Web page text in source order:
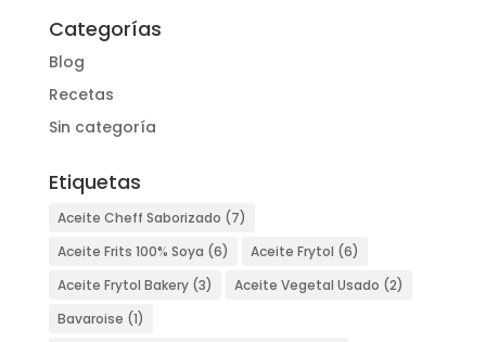
Categorías
Blog
Recetas
Sin categoría
Etiquetas
Aceite Cheff Saborizado (7)
Aceite Frits 100% Soya (6) Aceite Frytol (6)
Aceite Frytol Bakery(3) Aceite Vegetal Usado (2)
Bavaroise (1)